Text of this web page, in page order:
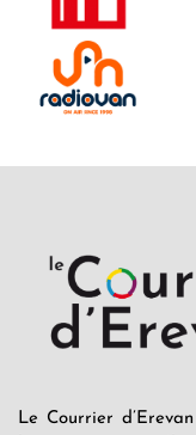
Le Courrier